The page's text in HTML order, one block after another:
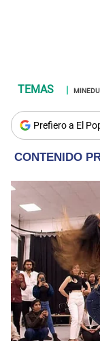
MINEDU
Prefiero a El